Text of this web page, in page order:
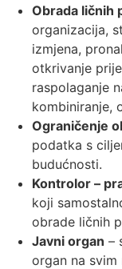
Obrada ličnih
organizacija,
izmjena,
otkrivanje
raspolaganje
kombiniranje,
Ograničenje
podatka s
budućnosti.
Kontrolor –
koji
obrade ličnih
Javni organ –
organ na svim